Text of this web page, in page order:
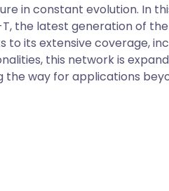
in constant evolution. In
the latest generation of
to its extensive coverage,
this network is
the way for applications